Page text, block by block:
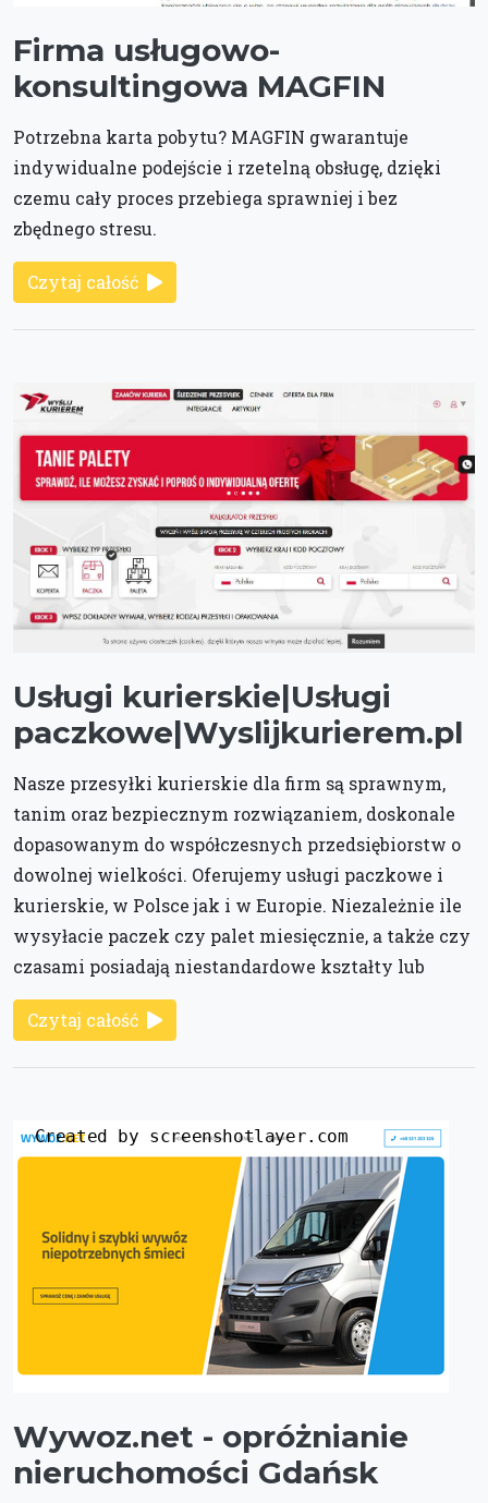
Firma usługowo-
konsultingowa MAGFIN
Potrzebna karta pobytu? MAGFIN gwarantuje
indywidualne podejście i rzetelną obsługę, dzięki
czemu cały proces przebiega sprawniej i bez
zbędnego stresu.
Czytaj całość
Usługi kurierskie|Usługi
paczkowe|Wyslijkurierem.pl
Nasze przesyłki kurierskie dla firm są sprawnym,
tanim oraz bezpiecznym rozwiązaniem, doskonale
dopasowanym do współczesnych przedsiębiorstw o
dowolnej wielkości. Oferujemy usługi paczkowe i
kurierskie, w Polsce jak i w Europie. Niezależnie ile
wysyłacie paczek czy palet miesięcznie, a także czy
czasami posiadają niestandardowe kształty lub
Czytaj całość
Wywoz.net - opróżnianie
nieruchomości Gdańsk